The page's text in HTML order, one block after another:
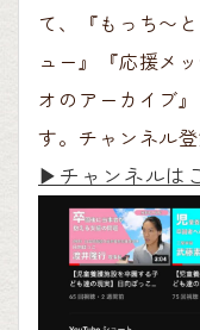
て、『もっち〜
ュー』『応援メ
オのアーカイブ
す。チャンネル
▶︎チャンネルは